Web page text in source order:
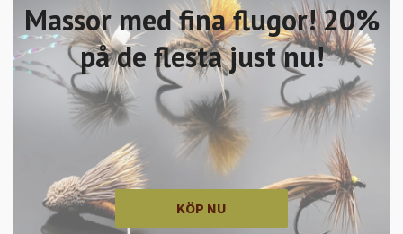
Massor med fina flugor! 20%
på de flesta just nu!
KÖP NU